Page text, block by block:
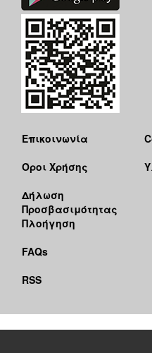
Επικοινωνία
Όροι Χρήσης
Δήλωση
Προσβασιμότητας
Πλοήγηση
FAQs
RSS